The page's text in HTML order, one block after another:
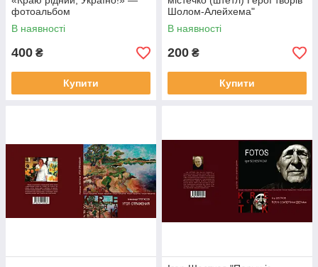
фотоальбом
В наявності
400 ₴
Купити
Шолом-Алейхема"
В наявності
200 ₴
Купити